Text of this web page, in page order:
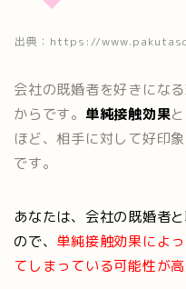
出典：https://
会社の既婚者を好きにな
からです。 単純接触効果
ほど、相手に対して好印
です。
あなたは、会社の既婚者
ので、 単純接触効果によ
てしまっている可能性が高